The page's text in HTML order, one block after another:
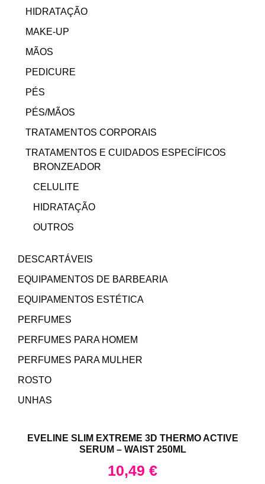
EVELINE SLIM EXTREME 3D THERMO ACTIVE
SERUM – WAIST 250ML
10,49 €
HIDRATAÇÃO
MAKE-UP
MÃOS
PEDICURE
PÉS
PÉS/MÃOS
TRATAMENTOS CORPORAIS
TRATAMENTOS E CUIDADOS ESPECÍFICOS
BRONZEADOR
CELULITE
HIDRATAÇÃO
OUTROS
DESCARTÁVEIS
EQUIPAMENTOS DE BARBEARIA
EQUIPAMENTOS ESTÉTICA
PERFUMES
PERFUMES PARA HOMEM
PERFUMES PARA MULHER
ROSTO
UNHAS